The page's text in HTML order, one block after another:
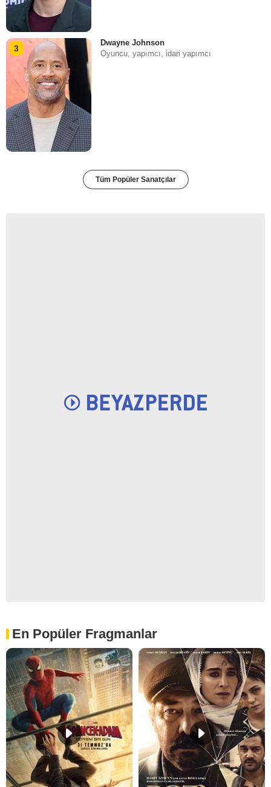
3
Dwayne Johnson
Oyuncu, yapımcı, i̇dari yapımcı
Tüm Popüler Sanatçılar
En Popüler Fragmanlar